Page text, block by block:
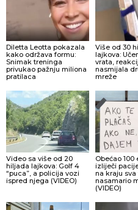
Diletta Leotta pokazala
kako održava formu:
Snimak treninga
privukao pažnju miliona
pratilaca
Više od 30
lajkova:
vrata,
nasmijala
mreže
Video sa više od 20
hiljada lajkova: Golf 4
“puca”, a policija vozi
ispred njega (VIDEO)
Obećao 100
izliječi
na kraju sva
nasamario
(VIDEO)